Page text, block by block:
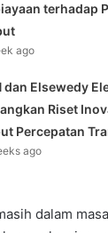
terhadap
ago
dan Elsewedy
Riset
Percepatan
ago
dalam